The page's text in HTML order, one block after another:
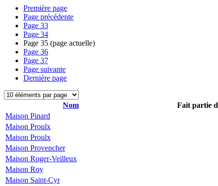
Première page
Page précédente
Page 33
Page 34
Page 35 (page actuelle)
Page 36
Page 37
Page suivante
Dernière page
Nom
Fait partie
Maison Pinard
Maison Proulx
Maison Proulx
Maison Provencher
Maison Roger-Veilleux
Maison Roy
Maison Saint-Cyr